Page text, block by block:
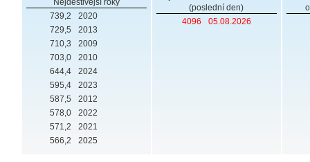
Nejdeštivější roky
739,2
2020
729,5
2013
710,3
2009
703,0
2010
644,4
2024
595,4
2023
587,5
2012
578,0
2022
571,2
2021
566,2
2025
(poslední den)
4096
05.08.2026